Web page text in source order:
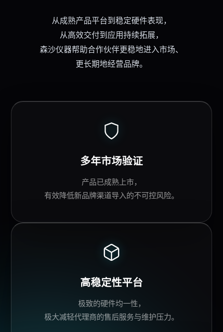
从成熟产品平台到稳定硬件表现，
从高效交付到应用持续拓展，
森沙仪器帮助合作伙伴更稳地进入市场、
更长期地经营品牌。
多年市场验证
产品已成熟上市，
有效降低新品牌渠道导入的不可控风险。
高稳定性平台
极致的硬件均一性，
极大减轻代理商的售后服务与维护压力。